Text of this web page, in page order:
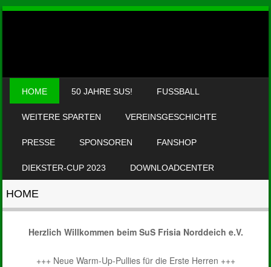
MENU
HOME 50 JAHRE SUS! FUSSBALL
WEITERE SPARTEN VEREINSGESCHICHTE
PRESSE SPONSOREN FANSHOP
DIEKSTER-CUP 2023 DOWNLOADCENTER
HOME
Herzlich Willkommen beim SuS Frisia Norddeich e.V.
+++ Neue Warm-Up-Pullies für die Erste Herren +++